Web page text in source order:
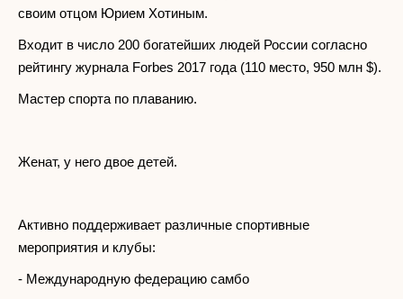
своим отцом Юрием Хотиным.
Входит в число 200 богатейших людей России согласно
рейтингу журнала Forbes 2017 года (110 место, 950 млн $).
Мастер спорта по плаванию.
Женат, у него двое детей.
Активно поддерживает различные спортивные
мероприятия и клубы:
- Международную федерацию самбо